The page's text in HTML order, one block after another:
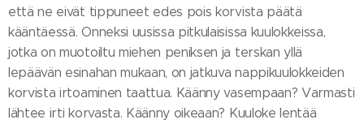
että ne eivät tippuneet edes pois korvista päätä
kääntäessä. Onneksi uusissa pitkulaisissa kuulokkeissa,
jotka on muotoiltu miehen peniksen ja terskan yllä
lepäävän esinahan mukaan, on jatkuva nappikuulokkeiden
korvista irtoaminen taattua. Käänny vasempaan? Varmasti
lähtee irti korvasta. Käänny oikeaan? Kuuloke lentää